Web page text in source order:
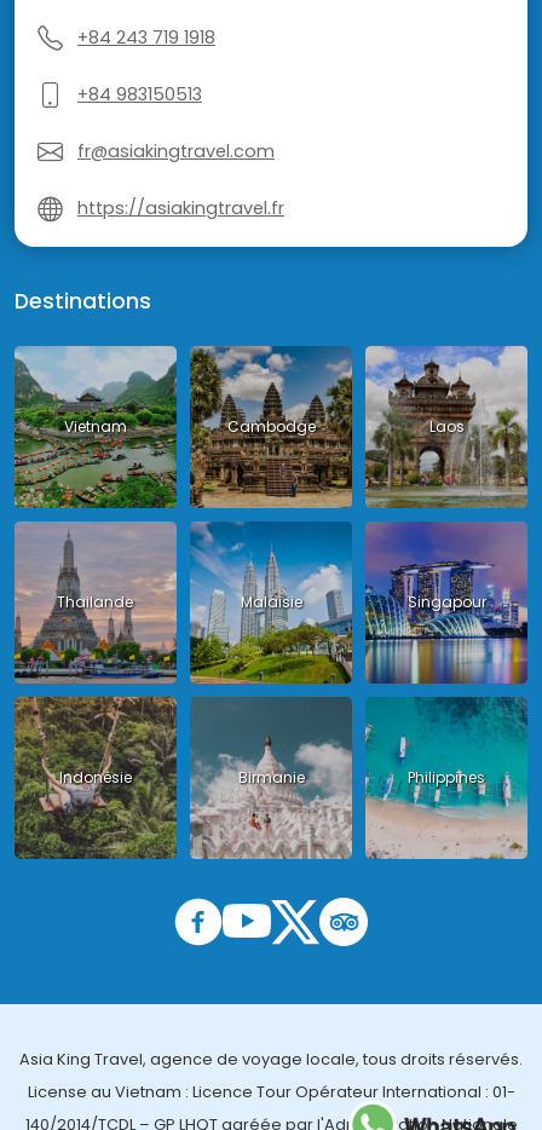
+84 243 719 1918
+84 983150513
fr@asiakingtravel.com
https://asiakingtravel.fr
Destinations
Vietnam Cambodge Laos
Thailande Malaisie Singapour
Indonésie Birmanie Philippines
Asia King Travel, agence de voyage locale, tous droits réservés.
License au Vietnam : Licence Tour Opérateur International : 01-
140/2014/TCDL – GP LHQT agréée par l'Administration Nationale